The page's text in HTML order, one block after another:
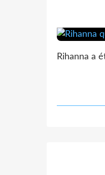
Rihanna a